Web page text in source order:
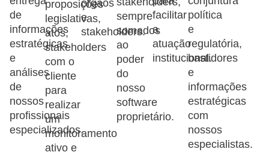
de
informações
estratégicas
e
análises
de
nossos
profissionais
especializados.
proposições
legislativas,
atos,
stakeholders
com o
cliente
para
realizar
um
monitoramento
ativo e
órgãos
e
stakeholders.
sempre
somados
ao
poder
do
nosso
software
proprietário.
facilitar
a
atuação
institucional.
política
e
regulatória,
bastidores
e
informações
estratégicas
com
nossos
especialistas.